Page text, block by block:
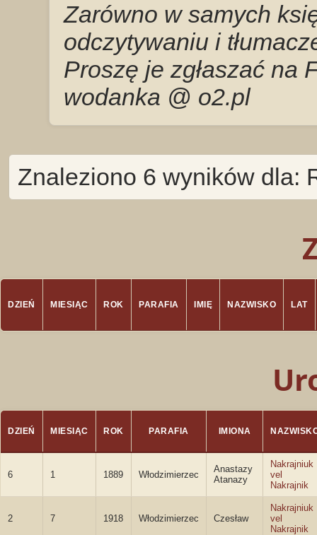
Zarówno w samych
odczytywaniu i
Proszę je zgłaszać na
wodanka @ o2.pl
Znaleziono 6 wyników dla:
DZIEŃ MIESIĄC ROK PARAFIA IMIĘ NAZWISKO LAT
DZIEŃ MIESIĄC ROK PARAFIA IMIONA
6 1 1889 Włodzimierzec
Anastazy
Atanazy
Nakrajniuk
vel
Nakrajnik
2 7 1918 Włodzimierzec Czesław
Nakrajniuk
vel
Nakrajnik